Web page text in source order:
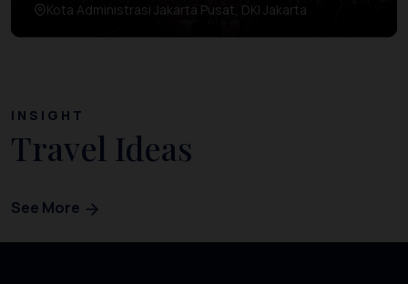
Kota Administrasi Jakarta Pusat, DKI Jakarta
INSIGHT
Travel Ideas
See More